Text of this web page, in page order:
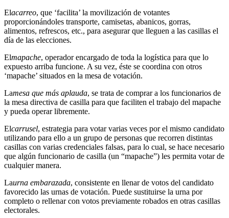
Elacarreo, que ‘facilita’ la movilización de votantes
proporcionándoles transporte, camisetas, abanicos, gorras,
alimentos, refrescos, etc., para asegurar que lleguen a las casillas el
día de las elecciones.
Elmapache, operador encargado de toda la logística para que lo
expuesto arriba funcione. A su vez, éste se coordina con otros
‘mapache’ situados en la mesa de votación.
Lamesa que más aplauda, se trata de comprar a los funcionarios de
la mesa directiva de casilla para que faciliten el trabajo del mapache
y pueda operar libremente.
Elcarrusel, estrategia para votar varias veces por el mismo candidato
utilizando para ello a un grupo de personas que recorren distintas
casillas con varias credenciales falsas, para lo cual, se hace necesario
que algún funcionario de casilla (un “mapache”) les permita votar de
cualquier manera.
Laurna embarazada, consistente en llenar de votos del candidato
favorecido las urnas de votación. Puede sustituirse la urna por
completo o rellenar con votos previamente robados en otras casillas
electorales.